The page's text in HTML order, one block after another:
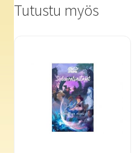
Tutustu myös